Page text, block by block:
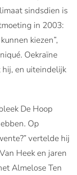
sindsdien is
in 2003:
kiezen”,
Oekraïne
en uiteindelijk
De Hoop
Op
vertelde hij
Heek en jaren
Almelose Ten